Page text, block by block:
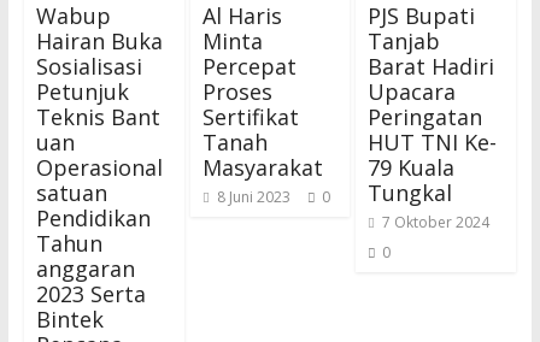
Wabup
Hairan Buka
Sosialisasi
Petunjuk
Teknis Bant
uan
Operasional
satuan
Pendidikan
Tahun
anggaran
2023 Serta
Bintek
Al Haris
Minta
Percepat
Proses
Sertifikat
Tanah
Masyarakat
8 Juni 2023 0
PJS Bupati
Tanjab
Barat Hadiri
Upacara
Peringatan
HUT TNI Ke-
79 Kuala
Tungkal
7 Oktober 2024
0